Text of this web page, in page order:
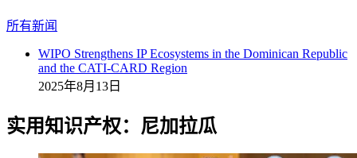
所有新闻
WIPO Strengthens IP Ecosystems in the Dominican Republic
and the CATI-CARD Region
2025年8月13日
实用知识产权：尼加拉瓜